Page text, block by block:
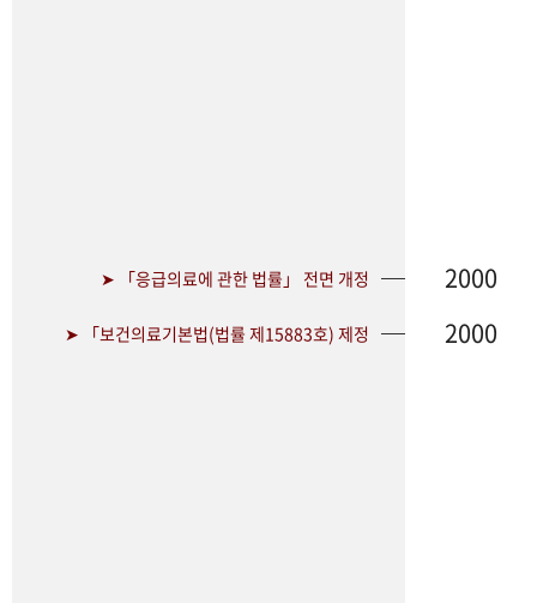
➤ 「응급의료에 관한 법률」 전면 개정 2000
➤ 「보건의료기본법(법률 제15883호) 제정 2000